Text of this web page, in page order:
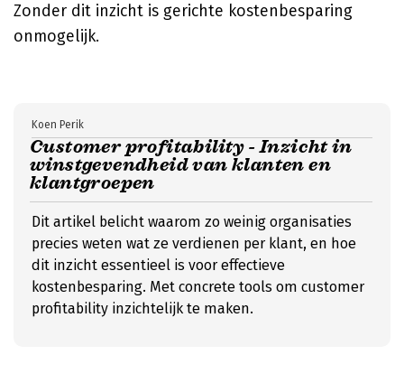
Zonder dit inzicht is gerichte kostenbesparing
onmogelijk.
Customer profitability - Inzicht in
winstgevendheid van klanten en
klantgroepen
Koen Perik
Dit artikel belicht waarom zo weinig organisaties
precies weten wat ze verdienen per klant, en hoe
dit inzicht essentieel is voor effectieve
kostenbesparing. Met concrete tools om customer
profitability inzichtelijk te maken.